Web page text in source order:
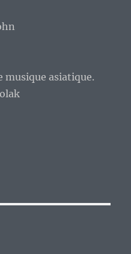
musique asiatique.